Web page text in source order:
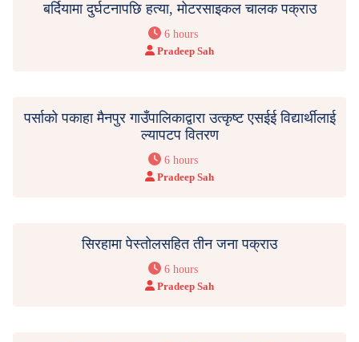
बर्दियामा दुर्घटनापछि हत्या, मोटरसाइकल चालक पक्राउ
6 hours
Pradeep Sah
पर्साको पकाहा मैनपुर गाउँपालिकाद्वारा उत्कृष्ट एसईई विद्यार्थीलाई
ल्यापटप वितरण
6 hours
Pradeep Sah
सिरहामा पेस्तोलसहित तीन जना पक्राउ
6 hours
Pradeep Sah